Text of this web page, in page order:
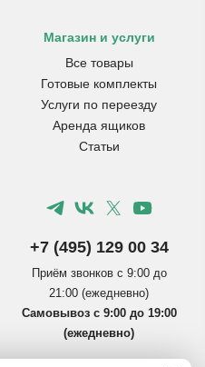
Магазин и услуги
Все товары
Готовые комплекты
Услуги по переезду
Аренда ящиков
Статьи
+7 (495) 129 00 34
Приём звонков с 9:00 до
21:00 (ежедневно)
Самовывоз с 9:00 до 19:00
(ежедневно)